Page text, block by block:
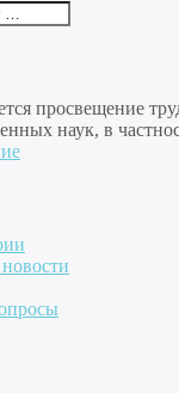
просвещение
наук, в